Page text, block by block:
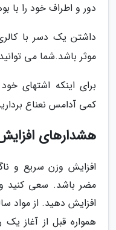
دور و اطراف خود را با
داشتن یک دسر با
موثر باشد.شما می
برای اینکه اشتهای
کمی آدامس نعناع بردارید و به
هشدارهای
افزایش وزن سریع و
مضر باشد. سعی کنید
افزایش دهید. از مواد
همواره قبل از آغاز